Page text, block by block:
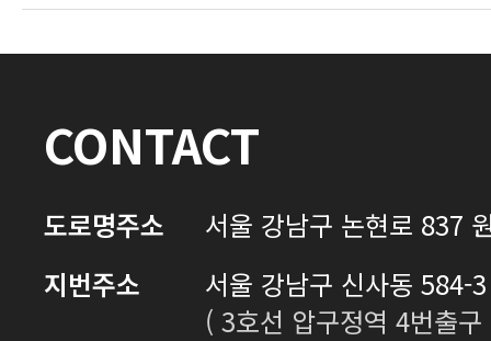
CONTACT
도로명주소
서울 강남구 논현로 837
지번주소
서울 강남구 신사동 584-
( 3호선 압구정역 4번출